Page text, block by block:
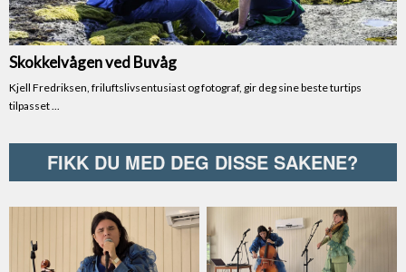
FIKK DU MED DEG DISSE SAKENE?